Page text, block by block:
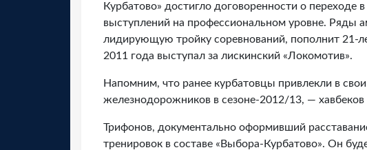
Курбатово» достигло договоренности о
выступлений на профессиональном уровне. Ряды
лидирующую тройку соревнований, пополнит 21-
2011 года выступал за лискинский «Локомотив».
Напомним, что ранее курбатовцы привлекли в
железнодорожников в сезоне-2012/13, —
Трифонов, документально оформивший
тренировок в составе «Выбора-Курбатово». Он